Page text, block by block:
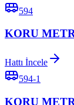
594
KORU
Hattı İncele
594-1
KORU